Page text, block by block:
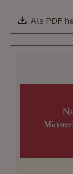
Download:
Als PDF